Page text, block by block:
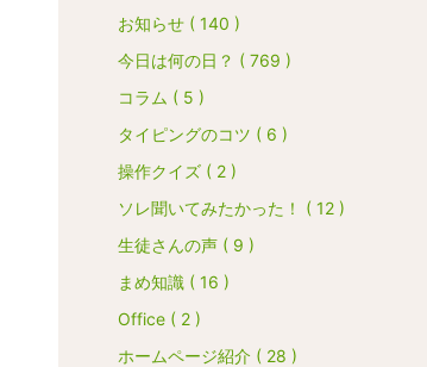
お知らせ ( 140 )
今日は何の日？ ( 769 )
コラム ( 5 )
タイピングのコツ ( 6 )
操作クイズ ( 2 )
ソレ聞いてみたかった！ ( 12 )
生徒さんの声 ( 9 )
まめ知識 ( 16 )
Office ( 2 )
ホームページ紹介 ( 28 )